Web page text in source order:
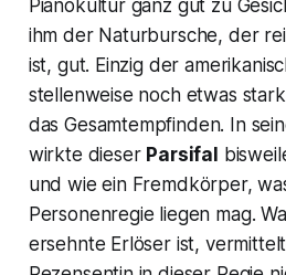
Pianokultur ganz gut zu
ihm der Naturbursche, der
ist, gut. Einzig der
stellenweise noch etwas
das Gesamtempfinden. In
wirkte dieser Parsifal
und wie ein Fremdkörper,
Personenregie liegen mag.
ersehnte Erlöser ist,